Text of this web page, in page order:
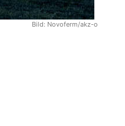
Bild: Novoferm/akz-o